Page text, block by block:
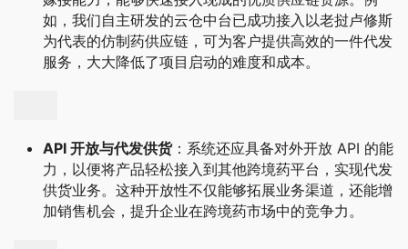
如，我们自主研发的云仓中台已成功接入以老挝卢修斯
为代表的仿制药供应链，可为客户提供高效的一件代发
服务，大大降低了项目启动的难度和成本。
API 开放与代发供货：系统还应具备对外开放 API 的能
力，以便将产品轻松接入到其他跨境药平台，实现代发
供货业务。这种开放性不仅能够拓展业务渠道，还能增
加销售机会，提升企业在跨境药市场中的竞争力。